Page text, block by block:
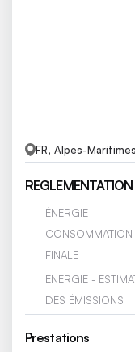
FR, Alpes-
REGLEMENTATION
ÉNERGIE -
CONSOMMATION
FINALE
ÉNERGIE -
DES ÉMISSIONS
Prestations